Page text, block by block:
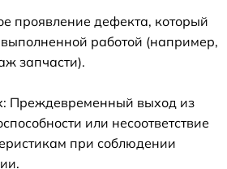
проявление дефекта, который
работой (например,
запчасти).
Преждевременный выход из
или несоответствие
при соблюдении